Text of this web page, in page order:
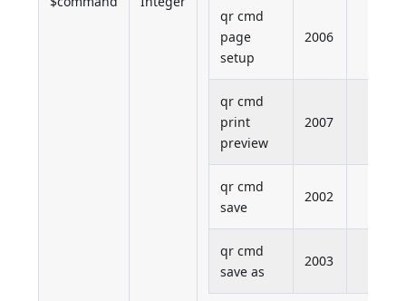
qr cmd
page
setup
2006
qr cmd
print
preview
2007
qr cmd
save
2002
qr cmd
save as
2003